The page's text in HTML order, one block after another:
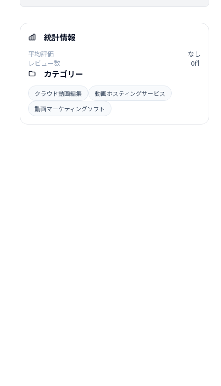
統計情報
平均評価
なし
レビュー数
0件
カテゴリー
クラウド動画編集
動画ホスティングサービス
動画マーケティングソフト